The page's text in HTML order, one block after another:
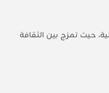
حيث تمزج بين الثقافة